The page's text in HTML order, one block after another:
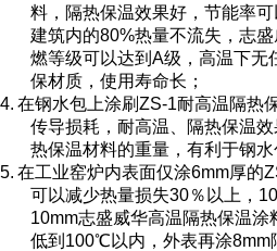
料，隔热保温效果好，节能率可
建筑内的80%热量不流失，志
燃等级可以达到 A级，高温下无
保材质，使用寿命长；
4. 在钢水包上涂刷ZS-1耐高温隔热
传导损耗，耐高温、隔热保温
热保温材料的重量，有利于钢
5. 在工业窑炉内表面仅涂6mm厚的
可以减少热量损失30％以上，
10mm志盛威华高温隔热保温涂
低到 100℃以内，外表再涂8mm